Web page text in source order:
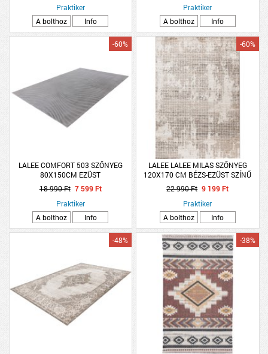
Praktiker
A bolthoz
Info
Praktiker
A bolthoz
Info
LALEE COMFORT 503 SZŐNYEG
80X150CM EZÜST
-60%
18 990 Ft 7 599 Ft
Praktiker
A bolthoz
Info
LALEE LALEE MILAS SZŐNYEG
120X170 CM BÉZS-EZÜST SZÍNŰ
-60%
22 990 Ft 9 199 Ft
Praktiker
A bolthoz
Info
-48% -38%